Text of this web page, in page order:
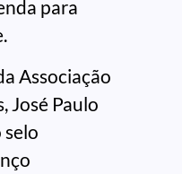
para
Associação
José Paulo
selo